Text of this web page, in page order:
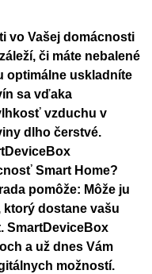
vo Vašej domácnosti
či máte nebalené
optimálne uskladníte
sa vďaka
vzduchu v
dlho čerstvé.
Smart Home?
pomôže: Môže ju
dostane vašu
SmartDeviceBox
a už dnes Vám
možností.